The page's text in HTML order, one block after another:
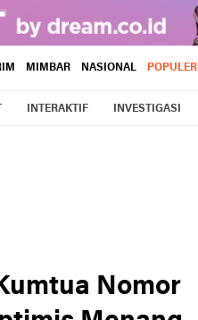
MIMBAR NASIONAL POPULER
INTERAKTIF INVESTIGASI
Nomor